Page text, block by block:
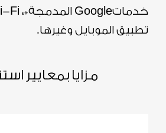
خدماتGoogle المدمجة*، 4G LTE Wi-Fi
تطبيق الموبايل وغيرها.
مزايا بمعايير